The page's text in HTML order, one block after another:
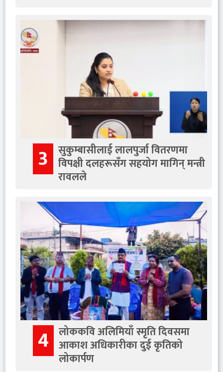
3 सुकुम्बासीलाई लालपुर्जा वितरणमा
विपक्षी दलहरूसँग सहयोग मागिन् मन्त्री
रावलले
4 लोककवि अलिमियाँ स्मृति दिवसमा
आकाश अधिकारीका दुई कृतिको
लोकार्पण